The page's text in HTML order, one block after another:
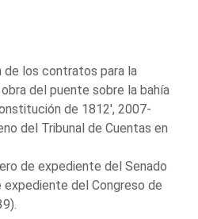
los contratos para la
del puente sobre la bahía
de 1812', 2007-
del Tribunal de Cuentas en
de expediente del Senado
del Congreso de